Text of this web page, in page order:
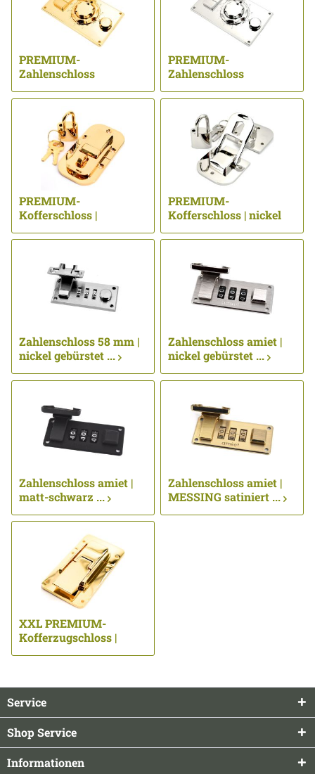
PREMIUM-
Zahlenschloss
24 kt ...
PREMIUM-
Zahlenschloss
poliert ...
PREMIUM-
Kofferschloss |
PREMIUM-
Kofferschloss | nickel
Zahlenschloss 58 mm |
nickel gebürstet ...
Zahlenschloss amiet |
nickel gebürstet ...
Zahlenschloss amiet |
matt-schwarz ...
Zahlenschloss amiet |
MESSING satiniert ...
XXL PREMIUM-
Kofferzugschloss |
Service
Shop Service
Informationen